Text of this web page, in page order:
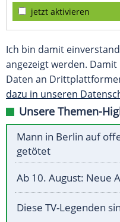
jetzt aktivieren
Ich bin damit
angezeigt werden.
Daten an
dazu in unseren
Unsere Themen-
Mann in Berlin auf
getötet
Ab 10. August: Neue
Diese TV-Legenden